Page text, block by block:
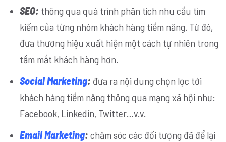
SEO: thông qua quá trình phân tích nhu cầu tìm
kiếm của từng nhóm khách hàng tiềm năng. Từ đó,
đưa thương hiệu xuất hiện một cách tự nhiên trong
tầm mắt khách hàng hơn.
Social Marketing: đưa ra nội dung chọn lọc tới
khách hàng tiềm năng thông qua mạng xã hội như:
Facebook, Linkedin, Twitter…v.v.
Email Marketing: chăm sóc các đối tượng đã để lại